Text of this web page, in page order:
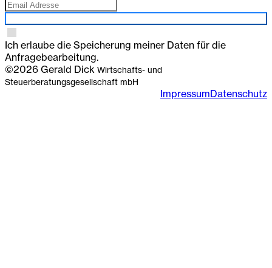
Ich erlaube die Speicherung meiner Daten für die
Anfragebearbeitung.
©2026 Gerald Dick Wirtschafts- und
Steuerberatungsgesellschaft mbH
ImpressumDatenschutz